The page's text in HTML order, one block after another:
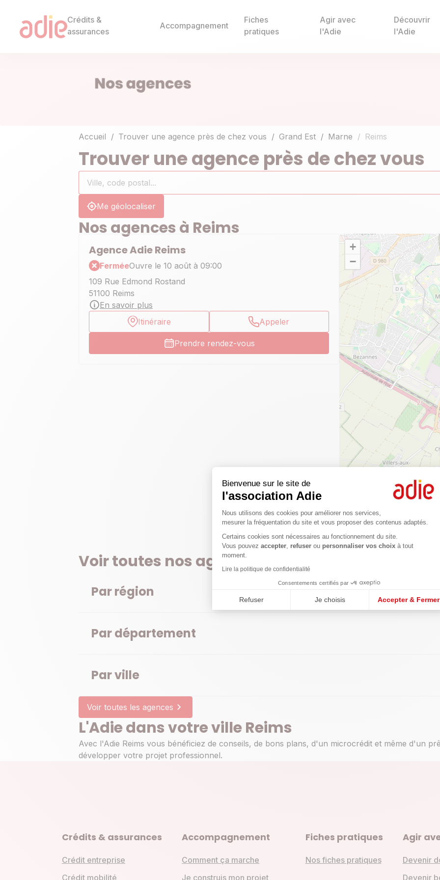
Bienvenue sur le site de
l'association Adie
Plateforme de Gestion du
Nous utilisons des cookies pour améliorer nos services,
mesurer la fréquentation du site et vous proposer des contenus adaptés.
Certains cookies sont nécessaires au fonctionnement du site.
Vous pouvez accepter refuser ou personnaliser vos choix à tout
moment.
Lire la politique de confidentialité
Consentements certifiés par
Refuser Je choisis Accepter & Fermer
Axeptio consent
Crédits &
assurances
Accompagnement
Fiches
pratiques
Agir avec
l'Adie
Découvrir
l'Adie
Accueil Trouver une agence près de chez vous Grand Est Marne Reims
Trouver une agence près de chez vous
Ville,
code
0
résultat(s)
trouvé(s)
Me géolocaliser
Nos agences à Reims
Agence Adie Reims
FerméeOuvre le 10 août à 09:00
109 Rue Edmond Rostand
51100 Reims
En savoir plus
Itinéraire
Appeler
Prendre rendez-vous
+
−
Voir toutes nos agences
Par région
Par département
Par ville
Voir toutes les agences
L'Adie dans votre ville Reims
Avec l'Adie Reims vous bénéficiez de conseils, de bons plans, d'un microcrédit et même d'un
développer votre projet professionnel.
Crédits & assurances
Crédit entreprise
Crédit mobilité
Accompagnement
Comment ça marche
Je construis mon projet
Fiches pratiques
Nos fiches pratiques
Agir
Devenir
Devenir